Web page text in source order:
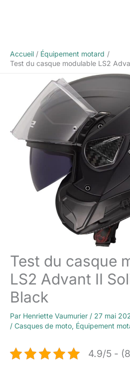
Accueil
Équipement motard
Test du casque modulable LS2
Test du casque
LS2 Advant II
Black
Par Henriette Vaumurier / 27 mai
/ Casques de moto, Équipement
4.9/5 -